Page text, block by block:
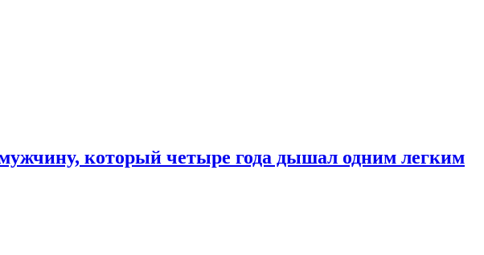
который четыре года дышал одним легким